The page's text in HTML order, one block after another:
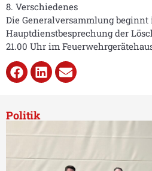
8. Verschiedenes
Die Generalversammlung
Hauptdienstbesprechung der
21.00 Uhr im
Politik